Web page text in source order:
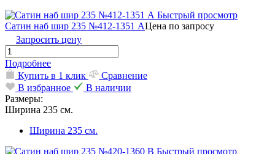
Быстрый просмотр
Сатин наб шир 235 №412-1351 АЦена по запросу
Запросить цену
Подробнее
Купить в 1 клик
Сравнение
В избранное
В наличии
Размеры:
Ширина 235 см.
Ширина 235 см.
Быстрый просмотр